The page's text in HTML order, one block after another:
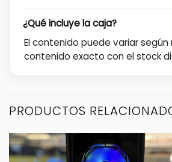
¿Qué incluye la caja?
El contenido puede variar
contenido exacto con el stock
PRODUCTOS